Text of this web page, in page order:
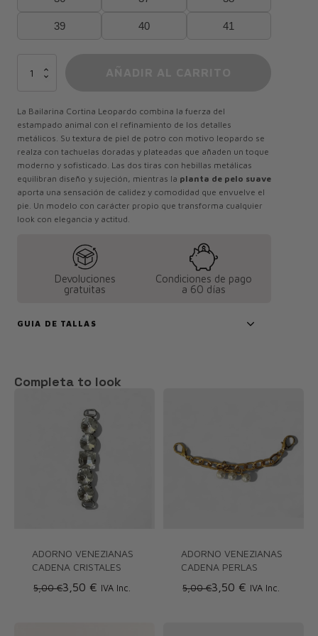
39 40 41
Bailarina
Cortina
cantidad
La Bailarina Cortina Leopardo combina la fuerza del
estampado animal con el refinamiento de los detalles
metálicos. Su textura de piel de potro con motivo leopardo se
realza con tachuelas doradas y plateadas que añaden un toque
moderno y sofisticado. Las dos tiras con hebillas metálicas
equilibran diseño y sujeción, mientras la planta de pelo suave
aporta una sensación de calidez y comodidad que envuelve el
pie. Un modelo con carácter propio que transforma cualquier
look con elegancia y actitud.
Devoluciones
gratuitas
Condiciones de pago
a 60 días
GUIA DE TALLAS
Completa to look
ADORNO VENEZIANAS
CADENA CRISTALES
5,00 €3,50 € IVA Inc.
ADORNO VENEZIANAS
CADENA PERLAS
5,00 €3,50 € IVA Inc.